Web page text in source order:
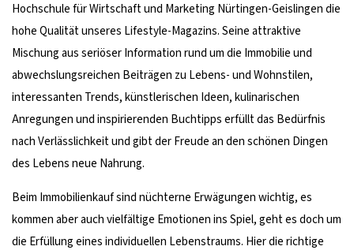
Hochschule für Wirtschaft und Marketing Nürtingen-Geislingen die
hohe Qualität unseres Lifestyle-Magazins. Seine attraktive
Mischung aus seriöser Information rund um die Immobilie und
abwechslungsreichen Beiträgen zu Lebens- und Wohnstilen,
interessanten Trends, künstlerischen Ideen, kulinarischen
Anregungen und inspirierenden Buchtipps erfüllt das Bedürfnis
nach Verlässlichkeit und gibt der Freude an den schönen Dingen
des Lebens neue Nahrung.
Beim Immobilienkauf sind nüchterne Erwägungen wichtig, es
kommen aber auch vielfältige Emotionen ins Spiel, geht es doch um
die Erfüllung eines individuellen Lebenstraums. Hier die richtige